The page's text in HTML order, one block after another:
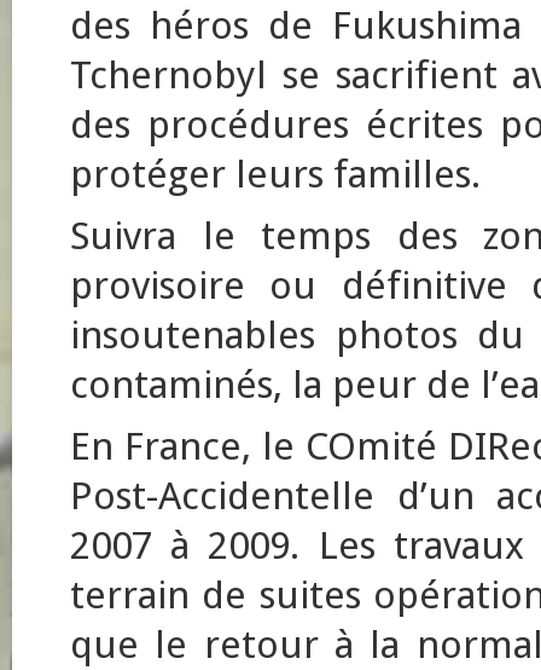
des héros de
Tchernobyl se sacrifient
des procédures écrites
protéger leurs familles.
Suivra le temps des
provisoire ou définitive
insoutenables photos
contaminés, la peur de
En France, le COmité
Post-Accidentelle d’un
2007 à 2009. Les
terrain de suites
que le retour à la